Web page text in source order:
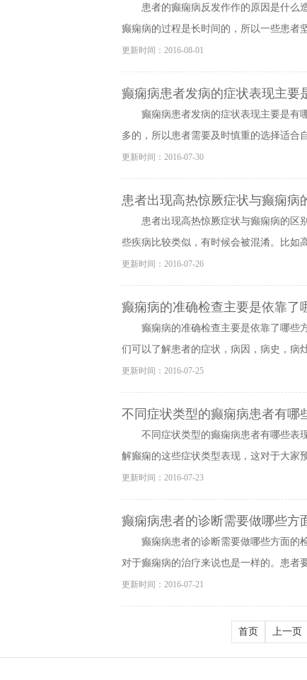
患者的癫痫病反发作作的原因是什么
癫痫病的过程是长时间的，所以一些患者
更新时间：2016-08-01
癫痫病患者发病的症状表现主要
癫痫病患者发病的症状表现主要是有
多的，所以患者需要及时慎重的选择适合
更新时间：2016-07-30
患者出现高热惊厥症状与癫痫病
患者出现高热惊厥症状与癫痫病的区
些疾病比较类似，有时候会被混淆。比如
更新时间：2016-07-26
癫痫病的准确检查主要是依靠了
癫痫病的准确检查主要是依靠了哪些
们可以了解患者的症状，病因，病史，病
更新时间：2016-07-25
不同症状类型的癫痫病患者有哪
不同症状类型的癫痫病患者有哪些表
解癫痫的这些症状类型表现，这对于大家
更新时间：2016-07-23
癫痫病患者的诊断需要做哪些方
癫痫病患者的诊断需要做哪些方面的
对于癫痫病的治疗来说也是一样的。患者
更新时间：2016-07-21
首页 上一页